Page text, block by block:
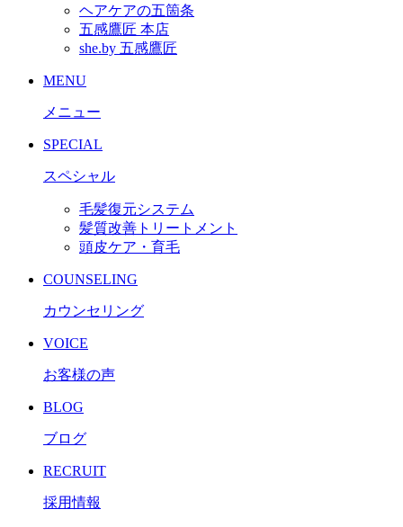
ヘアケアの五箇条
五感鷹匠 本店
she.by 五感鷹匠
MENU
メニュー
SPECIAL
スペシャル
毛髪復元システム
髪質改善トリートメント
頭皮ケア・育毛
COUNSELING
カウンセリング
VOICE
お客様の声
BLOG
ブログ
RECRUIT
採用情報